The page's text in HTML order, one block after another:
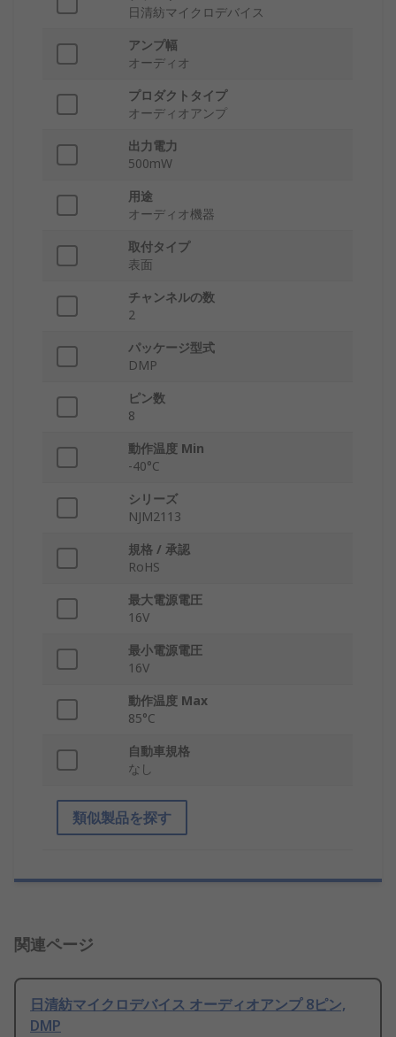
日清紡マイクロデバイス
アンプ幅
オーディオ
プロダクトタイプ
オーディオアンプ
出力電力
500mW
用途
オーディオ機器
取付タイプ
表面
チャンネルの数
2
パッケージ型式
DMP
ピン数
8
動作温度 Min
-40°C
シリーズ
NJM2113
規格 / 承認
RoHS
最大電源電圧
16V
最小電源電圧
16V
動作温度 Max
85°C
自動車規格
なし
類似製品を探す
関連ページ
日清紡マイクロデバイス オーディオアンプ 8ピン,
DMP